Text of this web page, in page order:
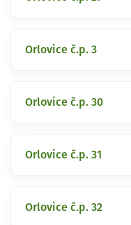
Orlovice č.p. 3
Orlovice č.p. 30
Orlovice č.p. 31
Orlovice č.p. 32